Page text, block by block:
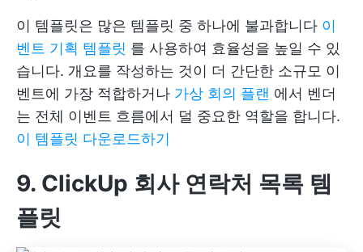
이 템플릿은 많은 템플릿 중 하나에 불과합니다 이
벤트 기획 템플릿 를 사용하여 효율성을 높일 수 있
습니다. 개요를 작성하는 것이 더 간단한 소규모 이
벤트에 가장 적합하거나 가상 회의 플랜 에서 벤더
는 전체 이벤트 흐름에서 덜 중요한 역할을 합니다.
이 템플릿 다운로드하기
9. ClickUp 회사 연락처 목록 템
플릿